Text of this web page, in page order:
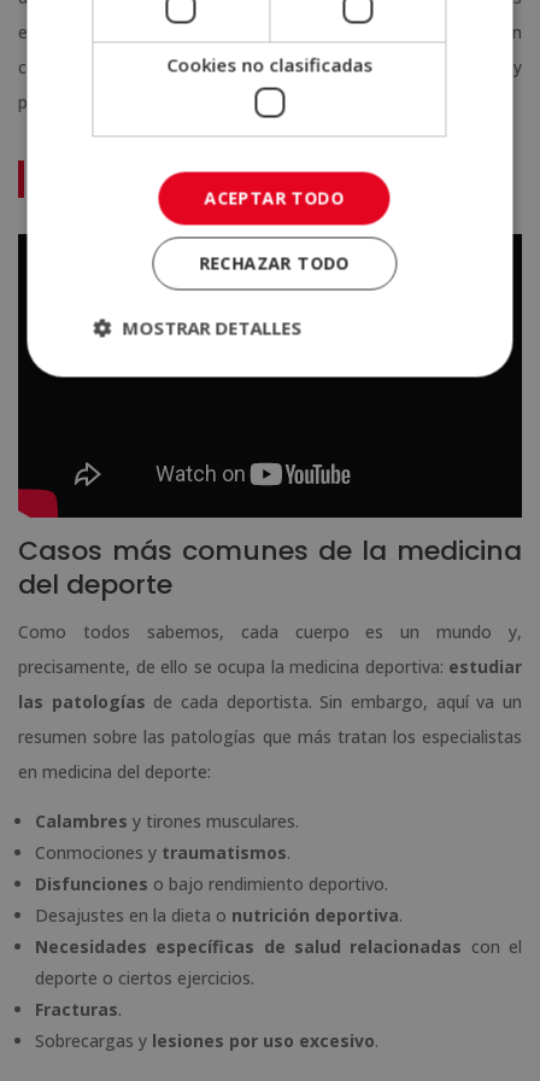
especialidades médicas y de salud, todas trabajando en
conjunto para atender las necesidades únicas de los atletas y
personas activas.
Aprende más del tema con este video:
Casos más comunes de la medicina
del deporte
Como todos sabemos, cada cuerpo es un mundo y,
precisamente, de ello se ocupa la medicina deportiva: estudiar
las patologías de cada deportista. Sin embargo, aquí va un
resumen sobre las patologías que más tratan los especialistas
en medicina del deporte:
Calambres y tirones musculares.
Conmociones y traumatismos.
Disfunciones o bajo rendimiento deportivo.
Desajustes en la dieta o nutrición deportiva.
Necesidades específicas de salud relacionadas con el
deporte o ciertos ejercicios.
Fracturas.
Sobrecargas y lesiones por uso excesivo.
Cookies no clasificadas
ACEPTAR TODO
RECHAZAR TODO
MOSTRAR DETALLES